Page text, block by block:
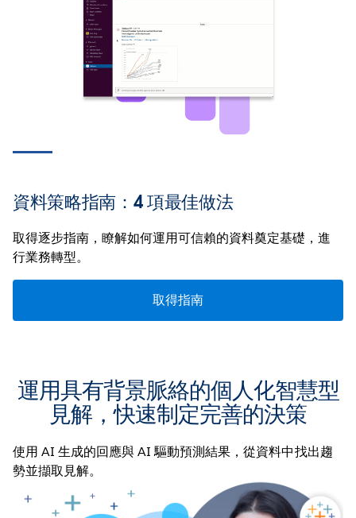
資料策略指南：4 項最佳做法
取得逐步指南，瞭解如何運用可信賴的資料奠定基礎，進
行業務轉型。
取得指南
運用具有背景脈絡的個人化智慧型
見解，快速制定完善的決策
使用 AI 生成的回應與 AI 驅動預測結果，從資料中找出趨
勢並擷取見解。